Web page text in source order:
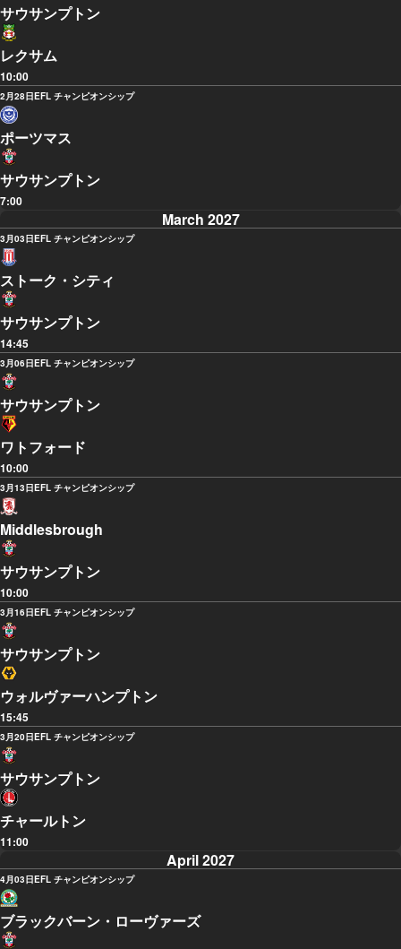
サウサンプトン
レクサム
10:00
2月28日EFL チャンピオンシップ
ポーツマス
サウサンプトン
7:00
March 2027
3月03日EFL チャンピオンシップ
ストーク・シティ
サウサンプトン
14:45
3月06日EFL チャンピオンシップ
サウサンプトン
ワトフォード
10:00
3月13日EFL チャンピオンシップ
Middlesbrough
サウサンプトン
10:00
3月16日EFL チャンピオンシップ
サウサンプトン
ウォルヴァーハンプトン
15:45
3月20日EFL チャンピオンシップ
サウサンプトン
チャールトン
11:00
April 2027
4月03日EFL チャンピオンシップ
ブラックバーン・ローヴァーズ